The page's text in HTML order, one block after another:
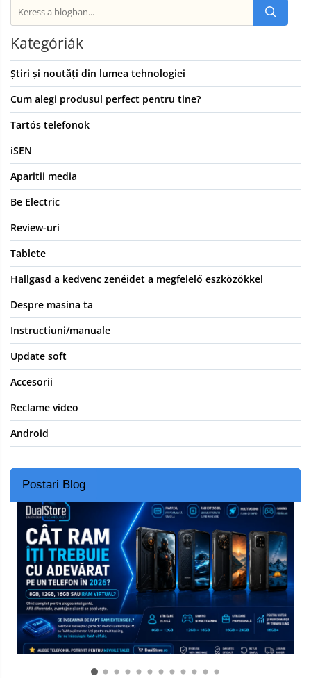
Kategóriák
Știri și noutăți din lumea tehnologiei
Cum alegi produsul perfect pentru tine?
Tartós telefonok
iSEN
Aparitii media
Be Electric
Review-uri
Tablete
Hallgasd a kedvenc zenéidet a megfelelő eszközökkel
Despre masina ta
Instructiuni/manuale
Update soft
Accesorii
Reclame video
Android
Postari Blog